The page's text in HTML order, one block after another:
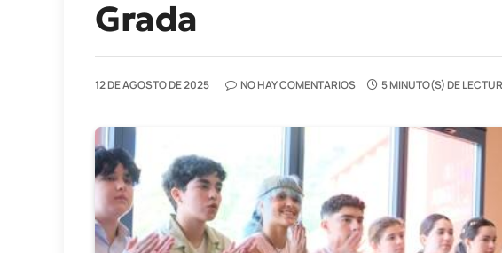
Grada
12 DE AGOSTO DE 2025 NO HAY COMENTARIOS 5 MINUTO(S) DE